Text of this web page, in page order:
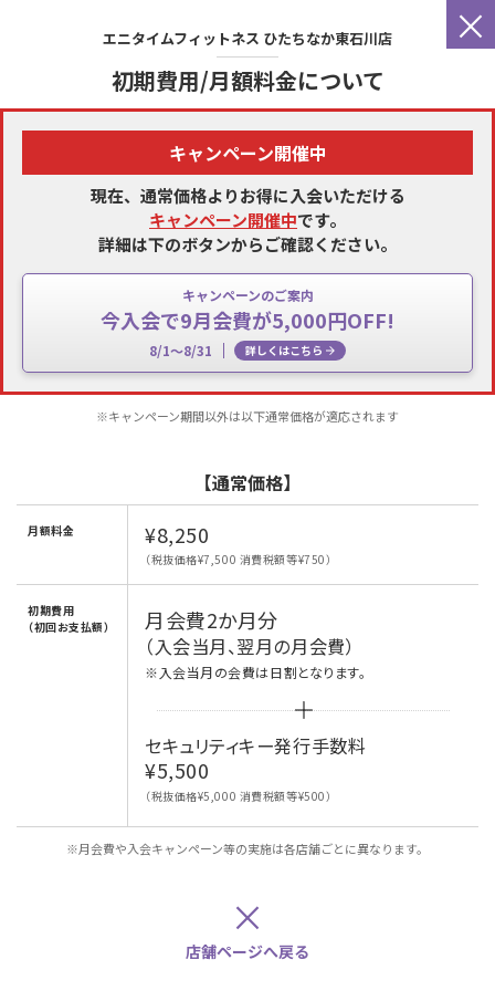
×
エニタイムフィットネス ひたちなか東石川店
初期費用/月額料金について
キャンペーン開催中
現在、通常価格よりお得に入会いただける
キャンペーン開催中です。
詳細は下のボタンからご確認ください。
キャンペーンのご案内
今入会で9月会費が5,000円OFF!
8/1～8/31 詳しくはこちら
※キャンペーン期間以外は以下通常価格が適応されます
【通常価格】
月額料金 ¥8,250
（税抜価格¥7,500 消費税額等¥750）
初期費用
（初回お支払額）
月会費2か月分
（入会当月、翌月の月会費）
※入会当月の会費は日割となります。
セキュリティキー発行手数料
¥5,500
（税抜価格¥5,000 消費税額等¥500）
※月会費や入会キャンペーン等の実施は各店舗ごとに異なります。
×
店舗ページへ戻る